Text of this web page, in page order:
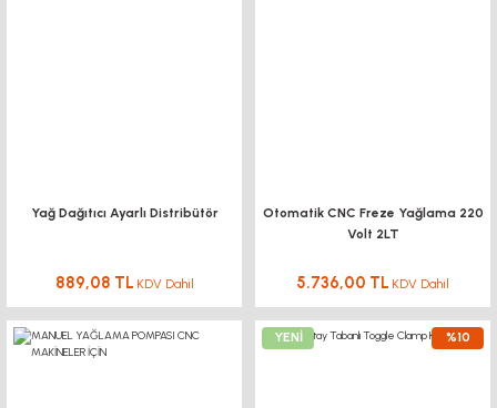
Yağ Dağıtıcı Ayarlı Distribütör
889,08 TL KDV Dahil
Otomatik CNC Freze Yağlama 220
Volt 2LT
5.736,00 TL KDV Dahil
YENİ %10